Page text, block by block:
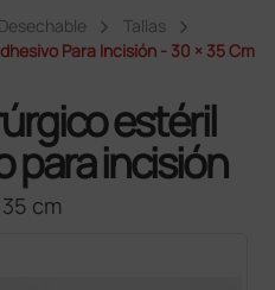
Tallas
Para Incisión - 30 × 35 Cm
estéril
para incisión
cm